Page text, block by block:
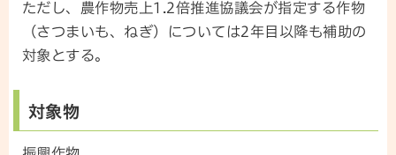
ただし、農作物売上1.2倍推進協議会が指定する作物
（さつまいも、ねぎ）については2年目以降も補助の
対象とする。
対象物